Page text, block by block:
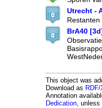
Utrecht -
Restanten
BrA40
This object was
Download as
Annotation
Dedication,